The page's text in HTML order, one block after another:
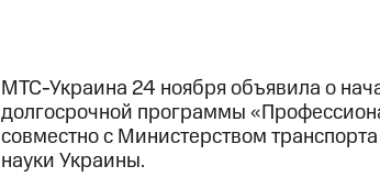
МТС-Украина 24 ноября объявила о
долгосрочной программы
совместно с Министерством
науки Украины.